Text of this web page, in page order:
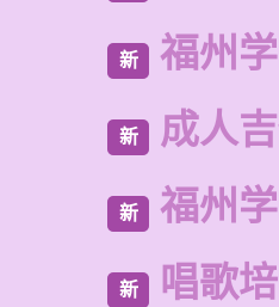
新 福州
新 成人
新 福州
新 唱歌